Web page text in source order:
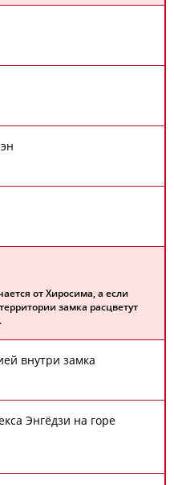
от Хиросима, а если
замка расцветут
внутри замка
Энгёдзи на горе